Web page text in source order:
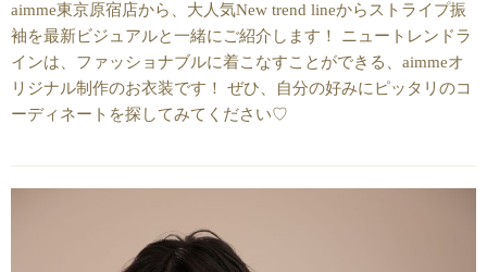
aimme東京原宿店から、大人気New trend lineからストライプ振
袖を最新ビジュアルと一緒にご紹介します！ ニュートレンドラ
インは、ファッショナブルに着こなすことができる、aimmeオ
リジナル制作のお衣装です！ ぜひ、自分の好みにピッタリのコ
ーディネートを探してみてください♡